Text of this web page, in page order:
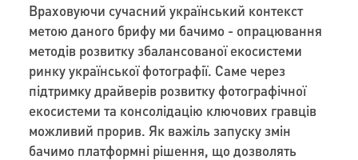
Враховуючи сучасний український контекст
метою даного брифу ми бачимо - опрацювання
методів розвитку збалансованої екосистеми
ринку української фотографії. Саме через
підтримку драйверів розвитку фотографічної
екосистеми та консолідацію ключових гравців
можливий прорив. Як важіль запуску змін
бачимо платформні рішення, що дозволять